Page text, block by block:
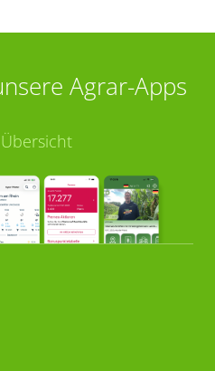
Agrar-Apps